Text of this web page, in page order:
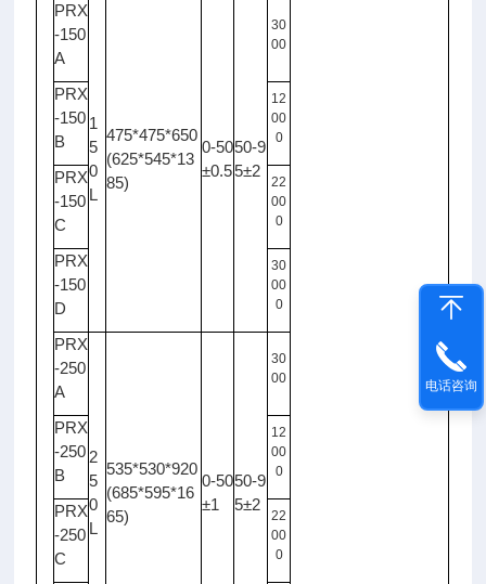
PRX
-150
A
1
5
0
L
475*475*650
(625*545*13
85)
0-50
±0.5
50-9
5±2
30
00
PRX
-150
B
12
00
0
PRX
-150
C
22
00
0
PRX
-150
D
30
00
0
PRX
-250
A
2
5
0
L
535*530*920
(685*595*16
65)
0-50
±1
50-9
5±2
30
00
PRX
-250
B
12
00
0
PRX
-250
C
22
00
0
电话咨询